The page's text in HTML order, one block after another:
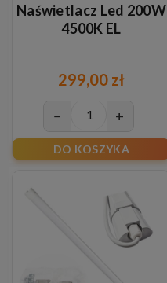
Naświetlacz Led 200W
4500K EL
299,00 zł
− +
DO KOSZYKA